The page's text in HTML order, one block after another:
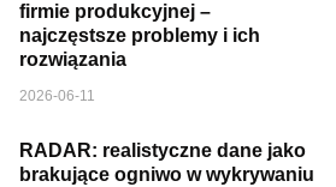
firmie produkcyjnej –
najczęstsze problemy i ich
rozwiązania
2026-06-11
RADAR: realistyczne dane jako
brakujące ogniwo w wykrywaniu